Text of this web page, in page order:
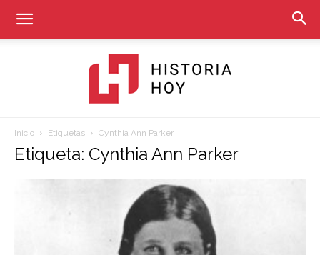
Historia
Hoy
Inicio Etiquetas Cynthia Ann Parker
Etiqueta: Cynthia Ann Parker